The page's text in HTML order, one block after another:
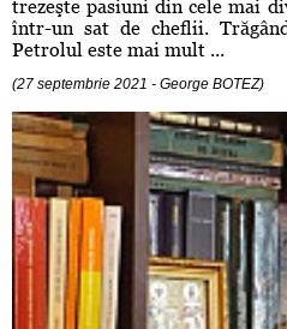
trezeşte pasiuni din cele mai
într-un sat de cheflii.
Petrolul este mai mult ...
(27 septembrie 2021 - George BOTEZ)